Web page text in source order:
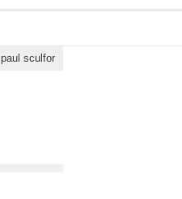
paul sculfor